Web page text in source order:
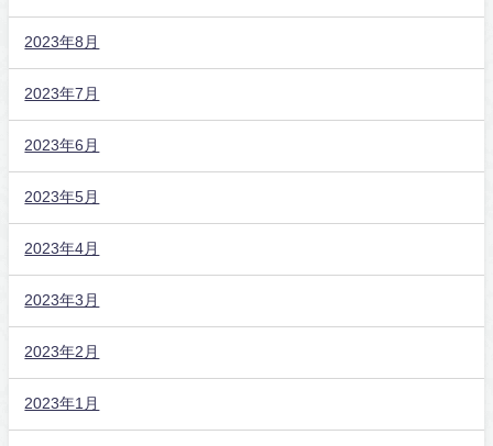
2023年8月
2023年7月
2023年6月
2023年5月
2023年4月
2023年3月
2023年2月
2023年1月